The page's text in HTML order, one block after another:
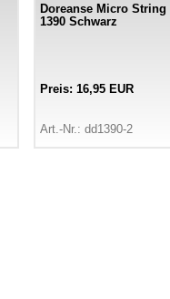
Doreanse Micro String
1390 Schwarz
Preis: 16,95 EUR
Art.-Nr.: dd1390-2